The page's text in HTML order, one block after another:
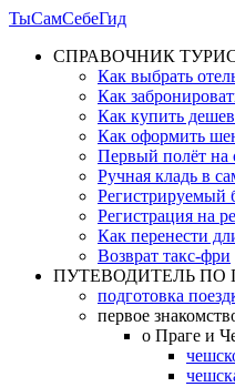
ТыСамСебеГид
СПРАВОЧНИК
Как выбрать
Как
Как купить
Как оформить
Первый полёт на
Ручная кладь в
Регистрируемый
Регистрация на
Как перенести
Возврат такс-фри
ПУТЕВОДИТЕЛЬ ПО
подготовка
первое
о Праге и